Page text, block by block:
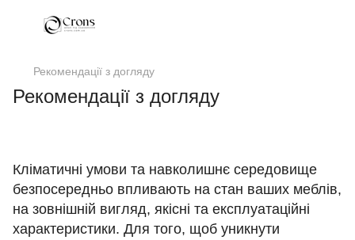
Рекомендації з догляду
Рекомендації з догляду
Кліматичні умови та навколишнє середовище
безпосередньо впливають на стан ваших меблів,
на зовнішній вигляд, якісні та експлуатаційні
характеристики. Для того, щоб уникнути